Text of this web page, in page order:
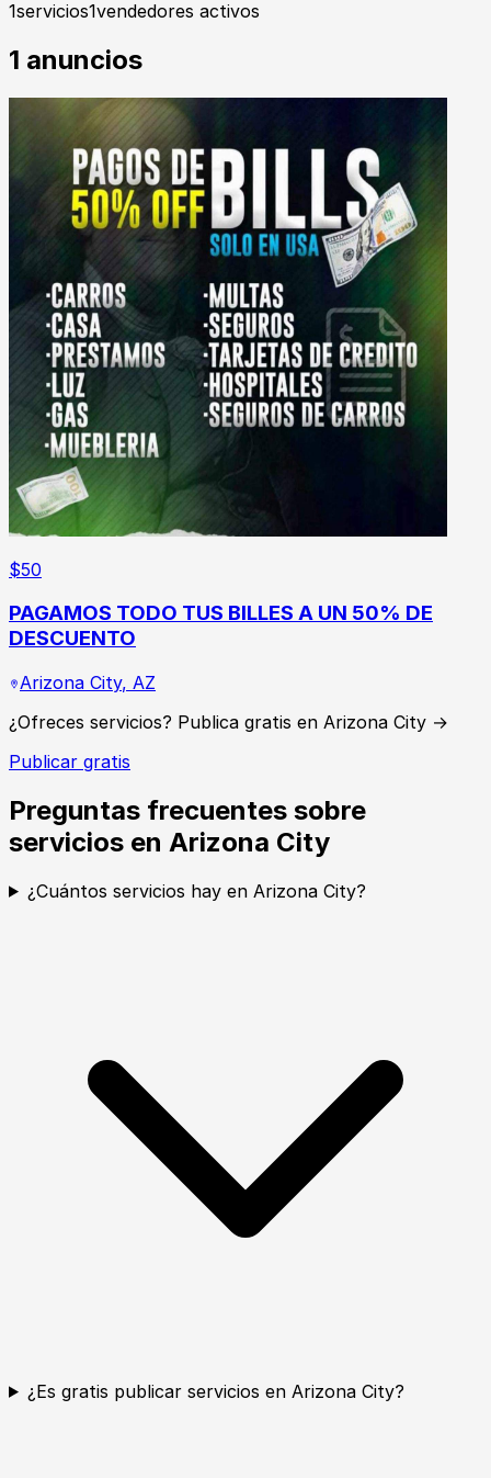
1servicios1vendedores activos
1 anuncios
$50
PAGAMOS TODO TUS BILLES A UN 50% DE
DESCUENTO
Arizona City, AZ
¿Ofreces servicios? Publica gratis en Arizona City →
Publicar gratis
Preguntas frecuentes sobre
servicios en Arizona City
¿Cuántos servicios hay en Arizona City?
¿Es gratis publicar servicios en Arizona City?